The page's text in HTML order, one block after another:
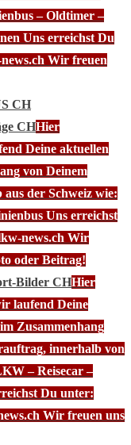
– Oldtimer –
Uns erreichst Du
Wir freuen
CH
CHHier
Deine aktuellen
von Deinem
der Schweiz wie:
Uns erreichst
news.ch Wir
oder Beitrag!
Bilder CHHier
laufend Deine
Zusammenhang
innerhalb von
– Reisecar –
Du unter:
Wir freuen uns